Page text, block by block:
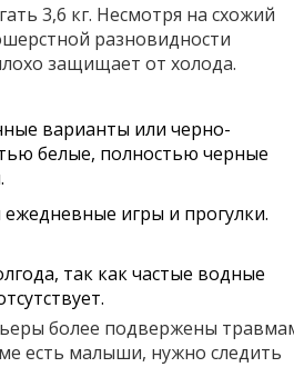
3,6 кг. Несмотря на схожий
разновидности
защищает от холода.
варианты или черно-
белые, полностью черные
игры и прогулки.
так как частые водные
более подвержены
есть малыши, нужно следить